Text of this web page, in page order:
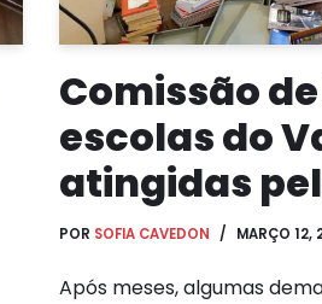
Comissão
escolas do
atingidas
POR SOFIA CAVEDON MARÇO 12,
Após meses, algumas